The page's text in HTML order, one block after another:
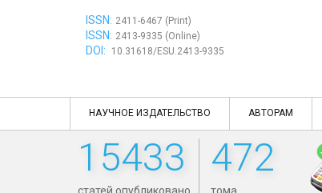
ISSN: 2411-6467 (Print)
ISSN: 2413-9335 (Online)
DOI: 10.31618/ESU.2413-9335
НАУЧНОЕ ИЗДАТЕЛЬСТВО АВТОРАМ
15433 472